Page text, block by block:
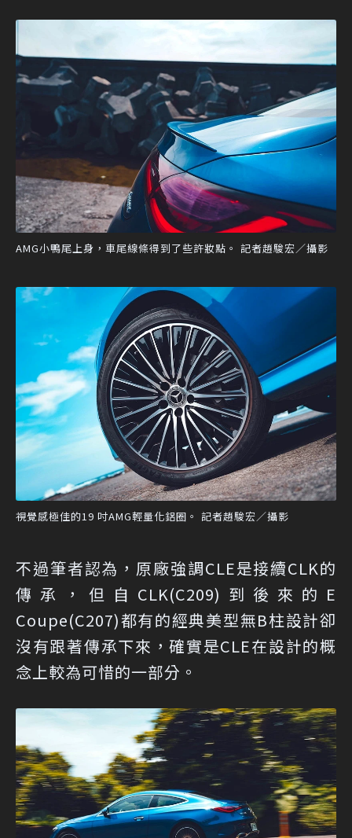
AMG小鴨尾上身，車尾線條得到了些許妝點。 記者趙駿宏／攝影
視覺感極佳的19 吋AMG輕量化鋁圈。 記者趙駿宏／攝影
不過筆者認為，原廠強調CLE是接續CLK的
傳承，但自CLK(C209)到後來的E
Coupe(C207)都有的經典美型無B柱設計卻
沒有跟著傳承下來，確實是CLE在設計的概
念上較為可惜的一部分。